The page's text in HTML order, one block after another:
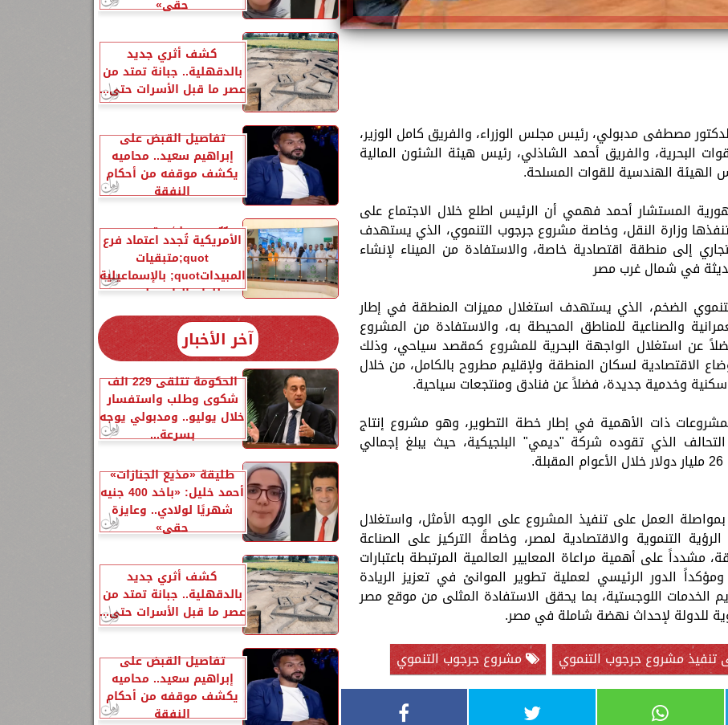
مصطفى مدبولي، رئيس مجلس الوزراء، والفريق كامل الوزير،
البحرية، والفريق أحمد الشاذلي، رئيس هيئة الشئون المالية
الهيئة الهندسية للقوات المسلحة.
المستشار أحمد فهمي أن الرئيس اطلع خلال الاجتماع على
وزارة النقل، وخاصة مشروع جرجوب التنموي، الذي يستهدف
إلى منطقة اقتصادية خاصة، والاستفادة من الميناء لإنشاء
في شمال غرب مصر
الضخم، الذي يستهدف استغلال مميزات المنطقة في إطار
والصناعية للمناطق المحيطة به، والاستفادة من المشروع
عن استغلال الواجهة البحرية للمشروع كمقصد سياحي، وذلك
الاقتصادية لسكان المنطقة ولإقليم مطروح بالكامل، من خلال
سكنية وخدمية جديدة، فضلاً عن فنادق ومنتجعات سياحية.
ذات الأهمية في إطار خطة التطوير، وهو مشروع إنتاج
الذي تقوده شركة "ديمي" البلجيكية، حيث يبلغ إجمالي
العمل على تنفيذ المشروع على الوجه الأمثل، واستغلال
التنموية والاقتصادية لمصر، وخاصةً التركيز على الصناعة
مشدداً على أهمية مراعاة المعايير العالمية المرتبطة باعتبارات
الدور الرئيسي لعملية تطوير الموانئ في تعزيز الريادة
الخدمات اللوجستية، بما يحقق الاستفادة المثلى من موقع مصر
للدولة لإحداث نهضة شاملة في مصر.
مشروع جرجوب التنموي مشروع جرجوب التنموي
حقي»
كشف أثري جديد
بالدقهلية.. جبانة تمتد من
عصر ما قبل الأسرات حتى...
تفاصيل القبض على
إبراهيم سعيد.. محاميه
يكشف موقفه من أحكام
النفقة
الزراعةquot;:هيئة A2LA
الأمريكية تُجدد اعتماد فرع
quot;متبقيات
المبيداتquot; بالإسماعيلية
للعام الرابع على...
آخر الأخبار
الحكومة تتلقى 229 ألف
شكوى وطلب واستفسار
خلال يوليو.. ومدبولي يوجه
بسرعة...
طليقة «مذيع الجنازات»
أحمد خليل: «باخد 400 جنيه
شهريًا لولادي.. وعايزة
حقي»
كشف أثري جديد
بالدقهلية.. جبانة تمتد من
عصر ما قبل الأسرات حتى...
تفاصيل القبض على
إبراهيم سعيد.. محاميه
يكشف موقفه من أحكام
النفقة